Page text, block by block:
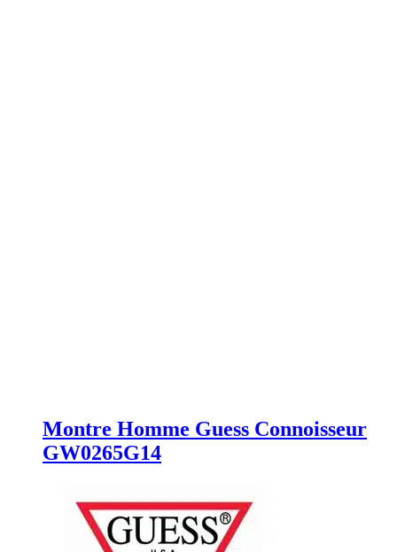
Montre Homme Guess Connoisseur
GW0265G14